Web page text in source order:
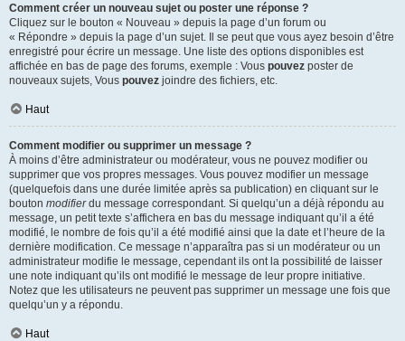
Comment créer un nouveau sujet ou poster une réponse ?
Cliquez sur le bouton « Nouveau » depuis la page d’un forum ou
« Répondre » depuis la page d’un sujet. Il se peut que vous ayez besoin d’être
enregistré pour écrire un message. Une liste des options disponibles est
affichée en bas de page des forums, exemple : Vous pouvez poster de
nouveaux sujets, Vous pouvez joindre des fichiers, etc.
Haut
Comment modifier ou supprimer un message ?
À moins d’être administrateur ou modérateur, vous ne pouvez modifier ou
supprimer que vos propres messages. Vous pouvez modifier un message
(quelquefois dans une durée limitée après sa publication) en cliquant sur le
bouton modifierdu message correspondant. Si quelqu’un a déjà répondu au
message, un petit texte s’affichera en bas du message indiquant qu’il a été
modifié, le nombre de fois qu’il a été modifié ainsi que la date et l’heure de la
dernière modification. Ce message n’apparaîtra pas si un modérateur ou un
administrateur modifie le message, cependant ils ont la possibilité de laisser
une note indiquant qu’ils ont modifié le message de leur propre initiative.
Notez que les utilisateurs ne peuvent pas supprimer un message une fois que
quelqu’un y a répondu.
Haut